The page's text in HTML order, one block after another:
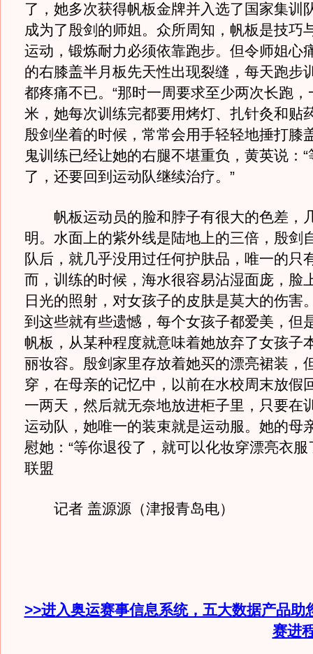
了，她多次获得帆板金牌并入选了国家集训
成为了殷剑的师姐。众所周知，帆板是技巧
运动，锻炼耐力必须依靠跑步。但令师姐心
的右膝盖半月板先天性出现裂缝，每天跑步
都疼痛不已。“那时一周要求至少两次长跑
米，她每次训练完都要用烤灯、扎针灸和贴
殷剑坐着的时候，常常会用手轻轻地捶打膝
鬼训练已经让她的右腿不堪重负，黄英说：
了，还要回到运动队继续治疗。”
帆板运动员的脸和脖子有很大的色差，
明。水面上的紫外线是陆地上的三倍，殷剑
队后，就几乎没用过任何护肤品，唯一的只
而，训练的时候，海水很容易沾湿面庞，脸
日光的照射，对女孩子的皮肤是莫大的伤害
到这些就有些遗憾，每个女孩子都爱美，但
帆板，从某种程度就意味着她放弃了女孩子
丽妆容。殷剑家里存放着她买的漂亮裙装，
穿，在母亲的记忆中，以前在水校周末放假
一两天，然后就无奈地放进柜子里，只要在
运动队，她唯一的装束就是运动服。她的母
慰她：“等你退役了，就可以化妆穿漂亮衣服
联盟
记者 盖源源（津报青岛电）
>>进入奥运赛事信息系统，五大数据产品助
赛进